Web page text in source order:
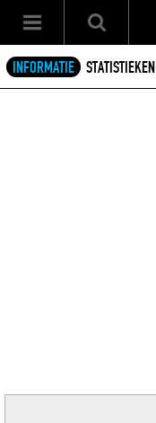
INFORMATIE STATISTIEKEN